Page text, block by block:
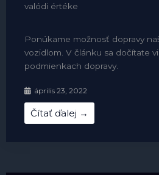
valódi értéke
Ponúkame možnosť dopravy
vozidlom. V článku sa dočítate
podmienkach dopravy.
április 23, 2022
Čítať ďalej →